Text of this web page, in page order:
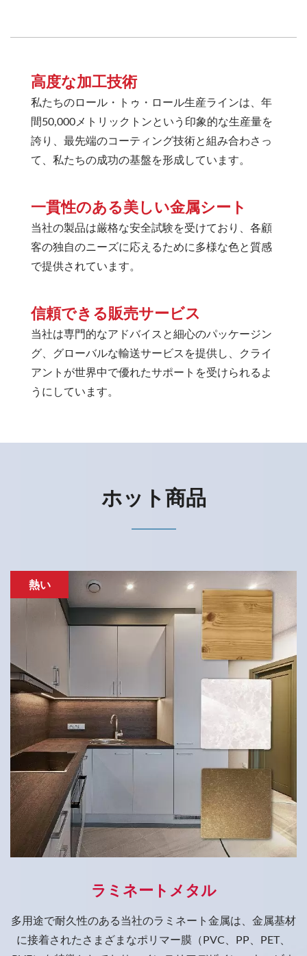
高度な加工技術
私たちのロール・トゥ・ロール生産ラインは、年
間50,000メトリックトンという印象的な生産量を
誇り、最先端のコーティング技術と組み合わさっ
て、私たちの成功の基盤を形成しています。
一貫性のある美しい金属シート
当社の製品は厳格な安全試験を受けており、各顧
客の独自のニーズに応えるために多様な色と質感
で提供されています。
信頼できる販売サービス
当社は専門的なアドバイスと細心のパッケージン
グ、グローバルな輸送サービスを提供し、クライ
アントが世界中で優れたサポートを受けられるよ
うにしています。
ホット商品
熱い
ラミネートメタル
多用途で耐久性のある当社のラミネート金属は、金属基材
に接着されたさまざまなポリマー膜（PVC、PP、PET、